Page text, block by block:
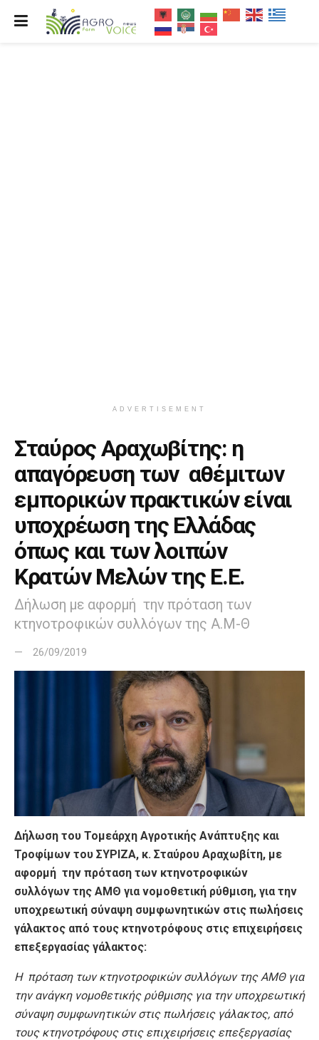
ADVERTISEMENT
Σταύρος Αραχωβίτης: η
απαγόρευση των αθέμιτων
εμπορικών πρακτικών είναι
υποχρέωση της Ελλάδας
όπως και των λοιπών
Κρατών Μελών της Ε.Ε.
Δήλωση με αφορμή την πρόταση των
κτηνοτροφικών συλλόγων της Α.Μ-Θ
26/09/2019
Δήλωση του Τομεάρχη Αγροτικής Ανάπτυξης και
Τροφίμων του ΣΥΡΙΖΑ, κ. Σταύρου Αραχωβίτη, με
αφορμή την πρόταση των κτηνοτροφικών
συλλόγων της ΑΜΘ για νομοθετική ρύθμιση, για την
υποχρεωτική σύναψη συμφωνητικών στις πωλήσεις
γάλακτος από τους κτηνοτρόφους στις επιχειρήσεις
επεξεργασίας γάλακτος:
Η πρόταση των κτηνοτροφικών συλλόγων της ΑΜΘ για
την ανάγκη νομοθετικής ρύθμισης για την υποχρεωτική
σύναψη συμφωνητικών στις πωλήσεις γάλακτος, από
τους κτηνοτρόφους στις επιχειρήσεις επεξεργασίας